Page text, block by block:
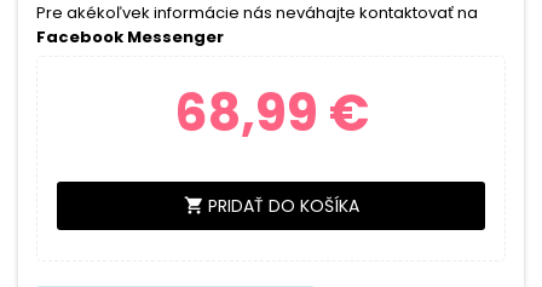
Pre akékoľvek informácie nás neváhajte kontaktovať na
Facebook Messenger
68,99 €
shopping_cart PRIDAŤ DO KOŠÍKA